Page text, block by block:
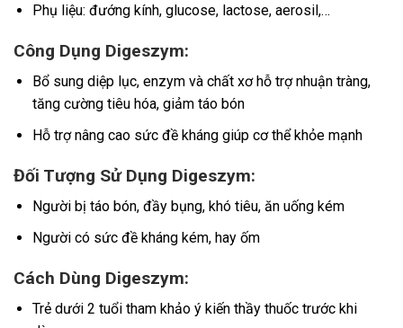
Phụ liệu: đướng kính, glucose, lactose, aerosil,…
Công Dụng Digeszym:
Bổ sung diệp lục, enzym và chất xơ hỗ trợ nhuận tràng,
tăng cường tiêu hóa, giảm táo bón
Hỗ trợ nâng cao sức đề kháng giúp cơ thể khỏe mạnh
Đối Tượng Sử Dụng Digeszym:
Người bị táo bón, đầy bụng, khó tiêu, ăn uống kém
Người có sức đề kháng kém, hay ốm
Cách Dùng Digeszym:
Trẻ dưới 2 tuổi tham khảo ý kiến thầy thuốc trước khi